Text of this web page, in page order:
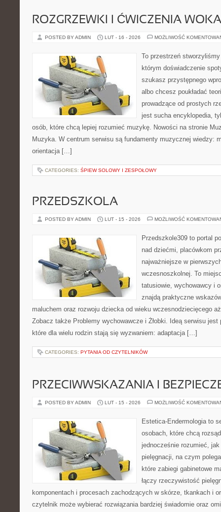
ROZGRZEWKI I ĆWICZENIA
POSTED BY ADMIN LUT - 16 - 2026 MOŻLIWOŚĆ
To przestrzeń
którym doświadczenie
szukasz przystępnego
albo chcesz poukładać
prowadzące od prostych
jest sucha encyklopedia,
osób, które chcą lepiej rozumieć muzykę. Nowości na stronie
Muzyka. W centrum serwisu są fundamenty muzycznej wiedzy:
orientacja […]
CATEGORIES: ŚPIEW SOLOWY I ZESPOŁOWY
PRZEDSZKOLA
POSTED BY ADMIN LUT - 15 - 2026 MOŻLIWOŚĆ
Przedszkole309 to portal
nad dziećmi, placówkom
najważniejsze w
wczesnoszkolnej. To
tatusiowie, wychowawcy i
znajdą praktyczne
maluchem oraz rozwoju dziecka od wieku wczesnodziecięcego
Zobacz także Problemy wychowawcze i Żłobki. Ideą serwisu jest
które dla wielu rodzin stają się wyzwaniem: adaptacja […]
CATEGORIES: PYTANIA OD CZYTELNIKÓW
PRZECIWWSKAZANIA I
POSTED BY ADMIN LUT - 15 - 2026 MOŻLIWOŚĆ
Estetica-Endermologia to
osobach, które chcą
jednocześnie rozumieć, jak
pielęgnacji, na czym
które zabiegi gabinetowe
łączy rzeczywistość
komponentach i procesach zachodzących w skórze, tkankach i
czytelnik może wybierać rozwiązania bardziej świadomie oraz